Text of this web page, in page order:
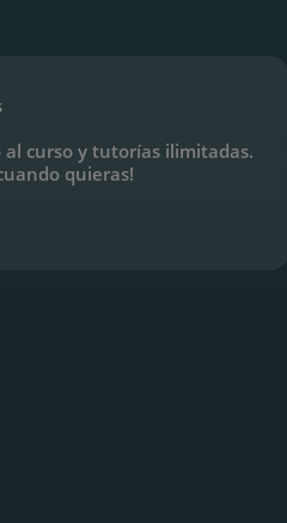
al curso y tutorías ilimitadas.
quieras!